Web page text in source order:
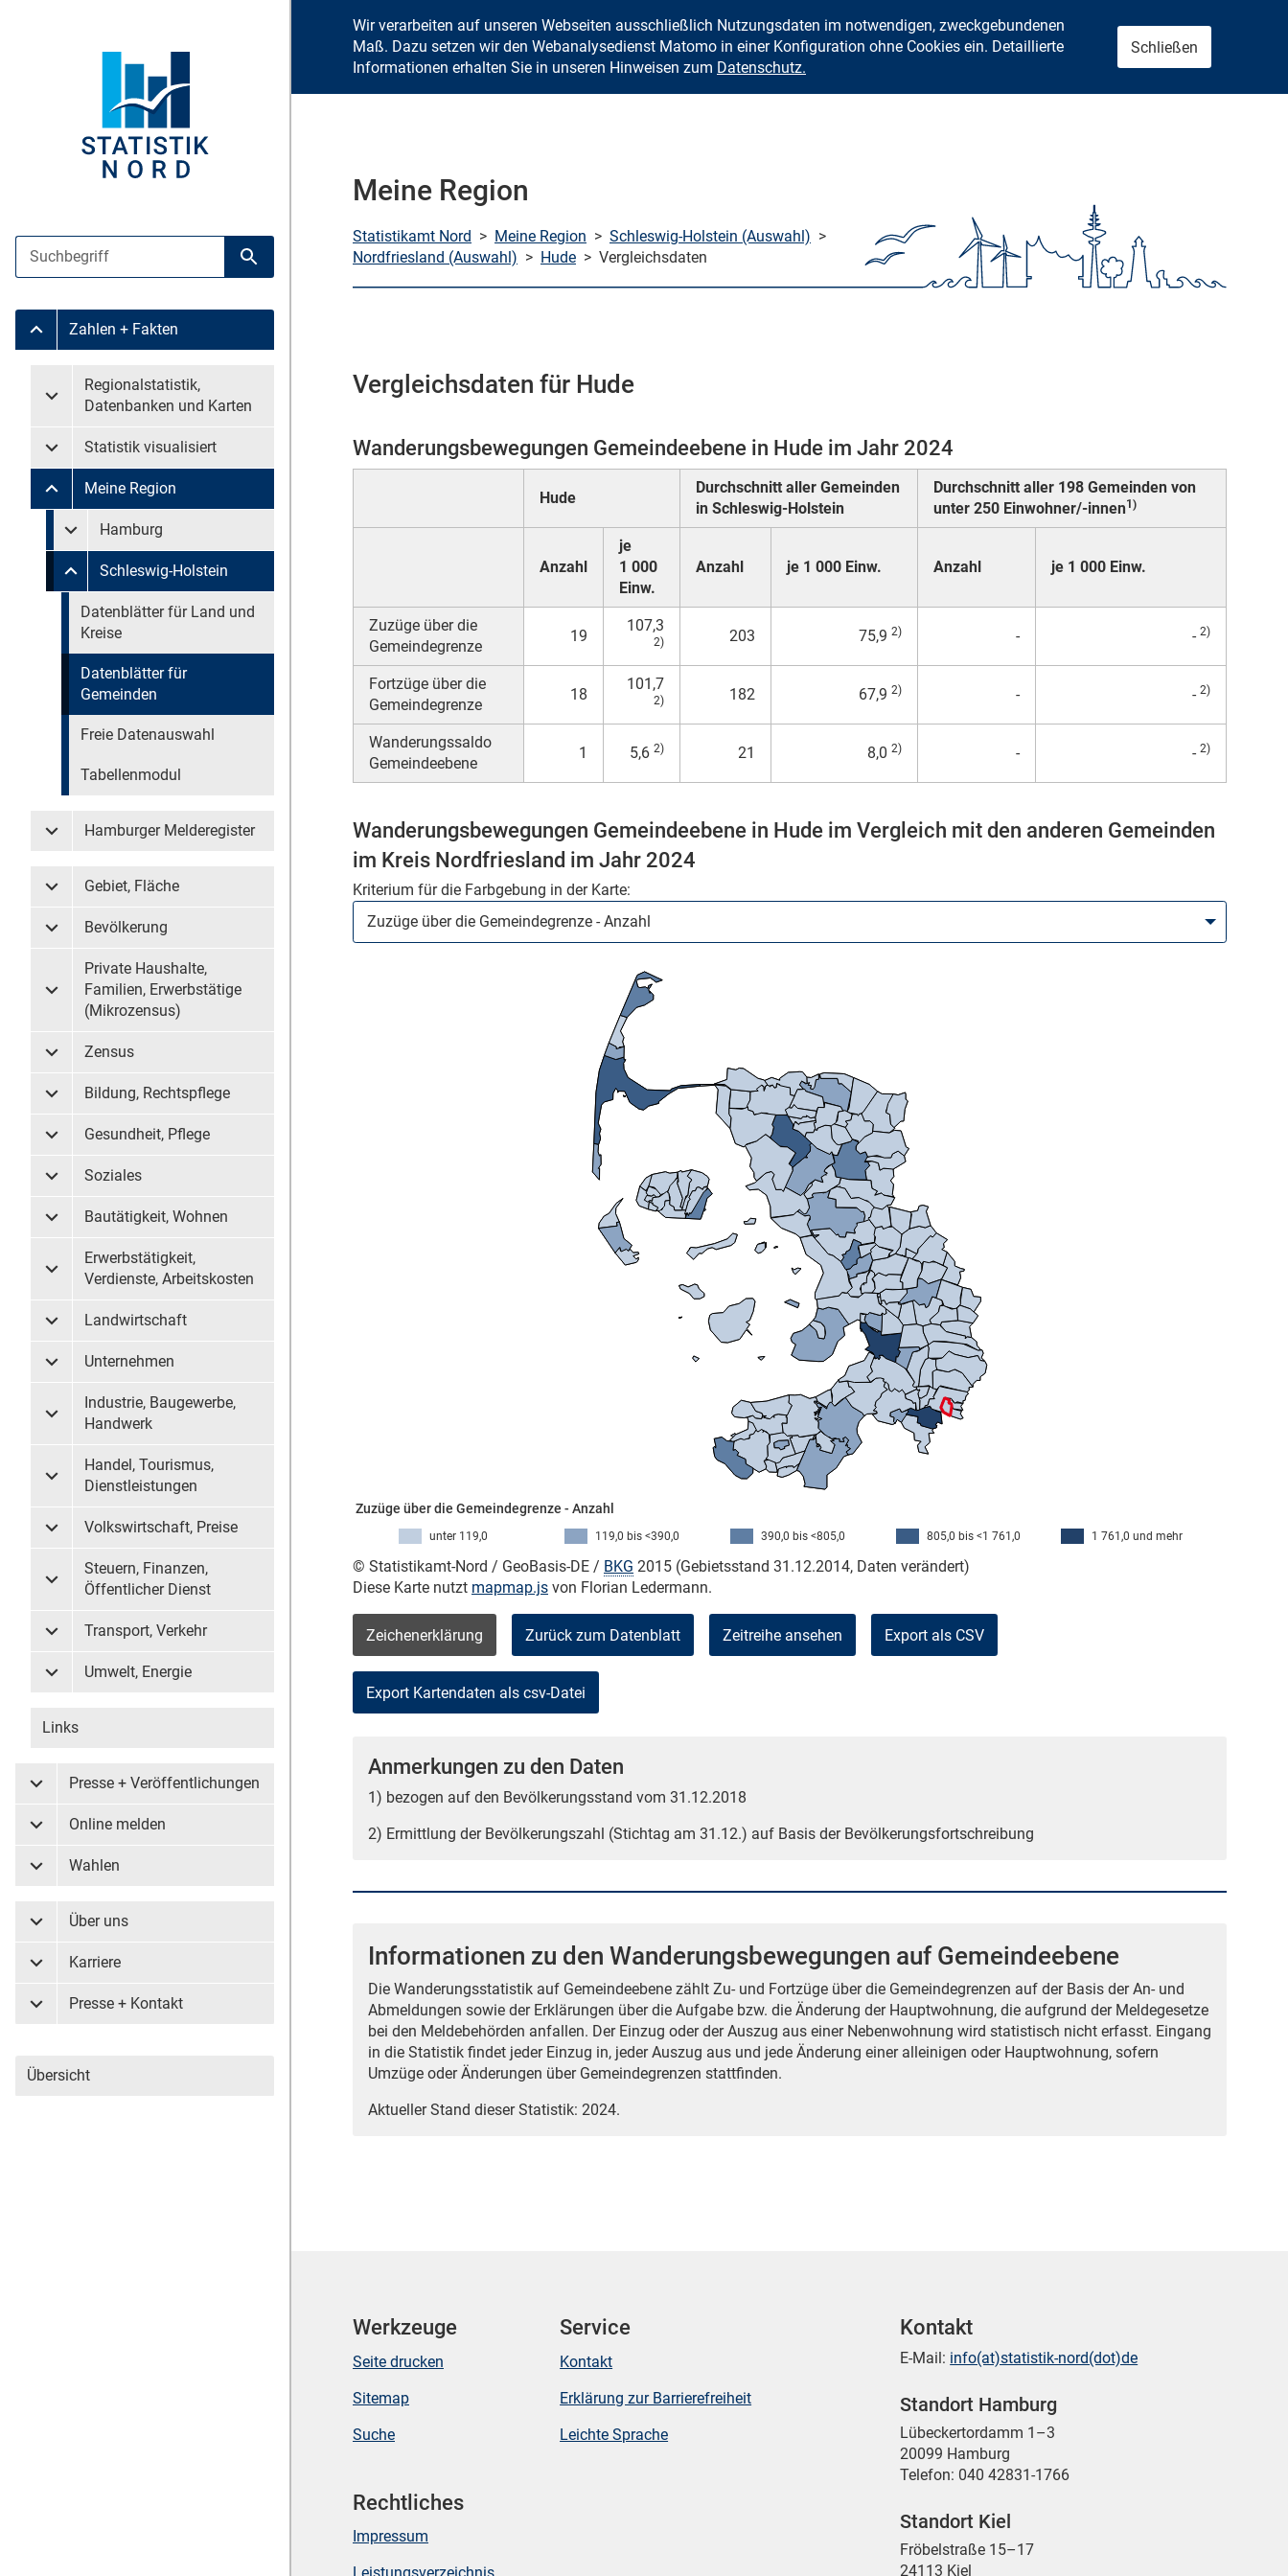
Zum Inhalt springen
Suche
Suche starten
Untermenü Zahlen + Fakten
Zahlen + Fakten
Untermenü überspringen
Untermenü Regionalstatistik, Datenbanken und Karten
Regionalstatistik,
Datenbanken und Karten
Untermenü Statistik visualisiert
Statistik visualisiert
Untermenü Meine Region
Meine Region
Untermenü überspringen
Untermenü Meine Region Hamburg
Hamburg
Untermenü Meine Region Schleswig-Holstein
Schleswig-Holstein
Untermenü überspringen
Datenblätter für Land und
Kreise
Datenblätter für
Gemeinden
Freie Datenauswahl
Tabellenmodul
Untermenü Hamburger Melderegister
Hamburger Melderegister
Untermenü Gebiet, Fläche
Gebiet, Fläche
Untermenü Bevölkerung
Bevölkerung
Untermenü Private Haushalte, Familien, Erwerbstätige (Mikrozensus)
Private Haushalte,
Familien, Erwerbstätige
(Mikrozensus)
Untermenü Zensus
Zensus
Untermenü Bildung, Rechtspflege
Bildung, Rechtspflege
Untermenü Gesundheit, Pflege
Gesundheit, Pflege
Untermenü Soziales
Soziales
Untermenü Bautätigkeit, Wohnen
Bautätigkeit, Wohnen
Untermenü Erwerbstätigkeit, Verdienste, Arbeitskosten
Erwerbstätigkeit,
Verdienste, Arbeitskosten
Untermenü Landwirtschaft
Landwirtschaft
Untermenü Unternehmen
Unternehmen
Untermenü Industrie, Baugewerbe, Handwerk
Industrie, Baugewerbe,
Handwerk
Untermenü Handel, Tourismus, Dienstleistungen
Handel, Tourismus,
Dienstleistungen
Untermenü Volkswirtschaft, Preise
Volkswirtschaft, Preise
Untermenü Steuern, Finanzen, Öffentlicher Dienst
Steuern, Finanzen,
Öffentlicher Dienst
Untermenü Transport, Verkehr
Transport, Verkehr
Untermenü Umwelt, Energie
Umwelt, Energie
Links
Untermenü Presse + Veröffentlichungen
Presse + Veröffentlichungen
Untermenü Online melden
Online melden
Untermenü Wahlen
Wahlen
Untermenü Über uns
Über uns
Untermenü Karriere
Karriere
Untermenü Presse + Kontakt
Presse + Kontakt
Übersicht
Wir verarbeiten auf unseren Webseiten ausschließlich Nutzungsdaten im notwendigen, zweckgebundenen
Maß. Dazu setzen wir den Webanalysedienst Matomo in einer Konfiguration ohne Cookies ein. Detaillierte
Informationen erhalten Sie in unseren Hinweisen zum Datenschutz.
Schließen
Meine Region
Statistikamt Nord > Meine Region > Schleswig-Holstein (Auswahl) >
Nordfriesland (Auswahl) > Hude > Vergleichsdaten
Vergleichsdaten für Hude
Wanderungsbewegungen Gemeindeebene in Hude im Jahr 2024
Hude
Durchschnitt aller Gemeinden
in Schleswig-Holstein
Durchschnitt aller 198 Gemeinden von
unter 250 Einwohner/-innen1)
Anzahl
je
1 000
Einw.
Anzahl je 1 000 Einw. Anzahl je 1 000 Einw.
Zuzüge über die
Gemeindegrenze
19
107,3
2) 203 75,9 2) - - 2)
Fortzüge über die
Gemeindegrenze
18
101,7
2) 182 67,9 2) - - 2)
Wanderungssaldo
Gemeindeebene
1 5,6 2) 21 8,0 2) - - 2)
Wanderungsbewegungen Gemeindeebene in Hude im Vergleich mit den anderen Gemeinden
im Kreis Nordfriesland im Jahr 2024
Kriterium für die Farbgebung in der Karte:
Zuzüge über die Gemeindegrenze - Anzahl
1 761,0 und mehr
805,0 bis <1 761,0
390,0 bis <805,0
119,0 bis <390,0
unter 119,0
© Statistikamt-Nord / GeoBasis-DE / BKG 2015 (Gebietsstand 31.12.2014, Daten verändert)
Diese Karte nutzt mapmap.js von Florian Ledermann.
Zeichenerklärung Zurück zum Datenblatt Zeitreihe ansehen Export als CSV
Anmerkungen zu den Daten
1) bezogen auf den Bevölkerungsstand vom 31.12.2018
2) Ermittlung der Bevölkerungszahl (Stichtag am 31.12.) auf Basis der Bevölkerungsfortschreibung
Informationen zu den Wanderungsbewegungen auf Gemeindeebene
Die Wanderungsstatistik auf Gemeindeebene zählt Zu- und Fortzüge über die Gemeindegrenzen auf der Basis der An- und
Abmeldungen sowie der Erklärungen über die Aufgabe bzw. die Änderung der Hauptwohnung, die aufgrund der Meldegesetze
bei den Meldebehörden anfallen. Der Einzug oder der Auszug aus einer Nebenwohnung wird statistisch nicht erfasst. Eingang
in die Statistik findet jeder Einzug in, jeder Auszug aus und jede Änderung einer alleinigen oder Hauptwohnung, sofern
Umzüge oder Änderungen über Gemeindegrenzen stattfinden.
Aktueller Stand dieser Statistik: 2024.
Werkzeuge
Seite drucken
Sitemap
Suche
Service
Kontakt
Erklärung zur Barrierefreiheit
Leichte Sprache
Rechtliches
Impressum
Kontakt
E-Mail: info(at)statistik-nord(dot)de
Standort Hamburg
Lübeckertordamm 1–3
20099 Hamburg
Telefon: 040 42831-1766
Standort Kiel
Fröbelstraße 15–17
24113 Kiel